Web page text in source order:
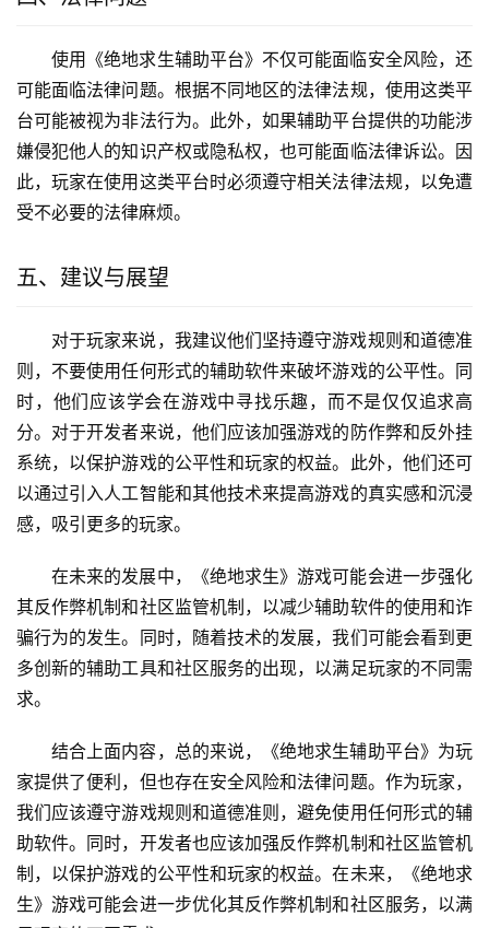
使用《绝地求生辅助平台》不仅可能面临安全风险，还
可能面临法律问题。根据不同地区的法律法规，使用这类平
台可能被视为非法行为。此外，如果辅助平台提供的功能涉
嫌侵犯他人的知识产权或隐私权，也可能面临法律诉讼。因
此，玩家在使用这类平台时必须遵守相关法律法规，以免遭
受不必要的法律麻烦。
五、建议与展望
对于玩家来说，我建议他们坚持遵守游戏规则和道德准
则，不要使用任何形式的辅助软件来破坏游戏的公平性。同
时，他们应该学会在游戏中寻找乐趣，而不是仅仅追求高
分。对于开发者来说，他们应该加强游戏的防作弊和反外挂
系统，以保护游戏的公平性和玩家的权益。此外，他们还可
以通过引入人工智能和其他技术来提高游戏的真实感和沉浸
感，吸引更多的玩家。
在未来的发展中，《绝地求生》游戏可能会进一步强化
其反作弊机制和社区监管机制，以减少辅助软件的使用和诈
骗行为的发生。同时，随着技术的发展，我们可能会看到更
多创新的辅助工具和社区服务的出现，以满足玩家的不同需
求。
结合上面内容，总的来说，《绝地求生辅助平台》为玩
家提供了便利，但也存在安全风险和法律问题。作为玩家，
我们应该遵守游戏规则和道德准则，避免使用任何形式的辅
助软件。同时，开发者也应该加强反作弊机制和社区监管机
制，以保护游戏的公平性和玩家的权益。在未来，《绝地求
生》游戏可能会进一步优化其反作弊机制和社区服务，以满